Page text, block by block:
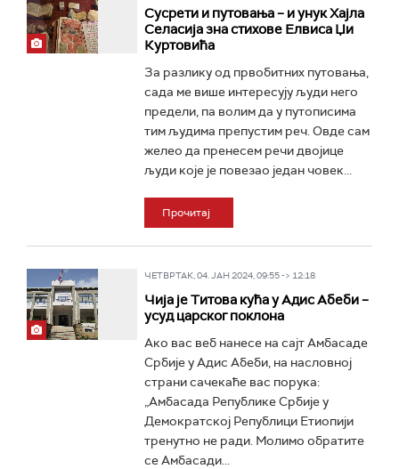
Сусрети и путовања – и унук Хајла
Селасија зна стихове Елвиса Џи
Куртовића
За разлику од првобитних путовања,
сада ме више интересују људи него
предели, па волим да у путописима
тим људима препустим реч. Овде сам
желео да пренесем речи двојице
људи које је повезао један човек...
Прочитај
ЧЕТВРТАК, 04. ЈАН 2024, 09:55 -> 12:18
Чија је Титова кућа у Адис Абеби –
усуд царског поклона
Ако вас веб нанесе на сајт Амбасаде
Србије у Адис Абеби, на насловној
страни сачекаће вас порука:
„Амбасада Републике Србије у
Демократској Републици Етиопији
тренутно не ради. Молимо обратите
се Амбасади...